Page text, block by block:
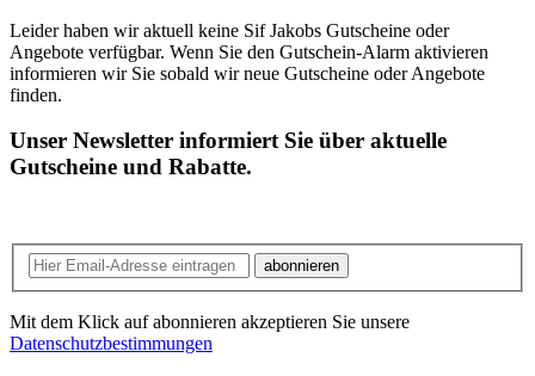
Leider haben wir aktuell keine Sif Jakobs Gutscheine oder
Angebote verfügbar. Wenn Sie den Gutschein-Alarm aktivieren
informieren wir Sie sobald wir neue Gutscheine oder Angebote
finden.
Unser Newsletter informiert Sie über aktuelle
Gutscheine und Rabatte.
abonnieren
Mit dem Klick auf abonnieren akzeptieren Sie unsere
Datenschutzbestimmungen